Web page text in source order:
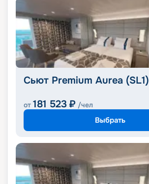
Сьют Premium Aurea (SL1)
от 181 523 ₽ /чел
Выбрать